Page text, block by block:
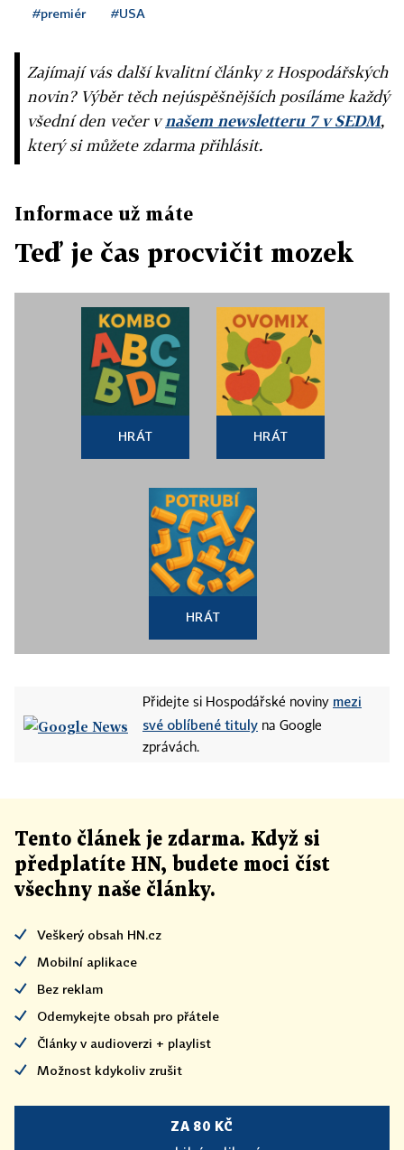
#premiér #USA
Zajímají vás další kvalitní články z Hospodářských
novin? Výběr těch nejúspěšnějších posíláme každý
všední den večer vnašem newsletteru 7 v SEDM,
který si můžete zdarma přihlásit.
Informace už máte
Teď je čas procvičit mozek
HRÁT HRÁT
HRÁT
Přidejte si Hospodářské noviny mezi
své oblíbené tituly na Google
zprávách.
Tento článek je zdarma. Když si
předplatíte HN, budete moci číst
všechny naše články.
Veškerý obsah HN.cz
Mobilní aplikace
Bez reklam
Odemykejte obsah pro přátele
Články v audioverzi + playlist
Možnost kdykoliv zrušit
ZA 80 KČ